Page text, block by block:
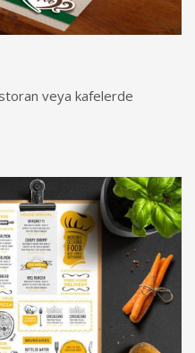
veya kafelerde